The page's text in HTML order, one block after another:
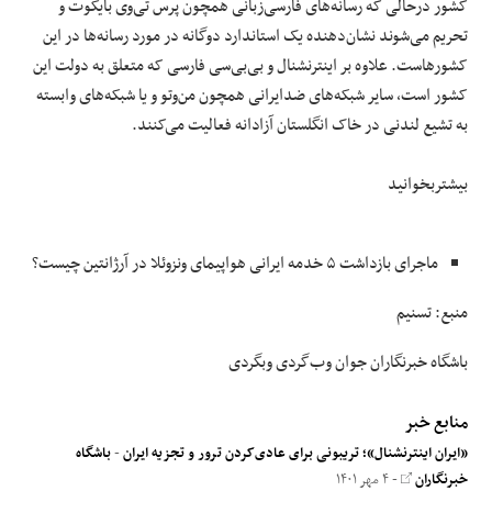
کشور درحالی که رسانه‌های فارسی‌زبانی همچون پرس تی‌وی بایکوت و
تحریم می‌شوند نشان‌دهنده یک استاندارد دوگانه در مورد رسانه‌ها در این
کشورهاست. علاوه بر اینترنشنال و بی‌بی‌سی فارسی که متعلق به دولت این
کشور است، سایر شبکه‌های ضدایرانی همچون من‌وتو و یا شبکه‌های وابسته
به تشیع لندنی در خاک انگلستان آزادانه فعالیت می‌کنند.
بیشتربخوانید
ماجرای بازداشت ۵ خدمه‌ ایرانی هواپیمای ونزوئلا در آرژانتین چیست؟
منبع: تسنیم
باشگاه خبرنگاران جوانوب‌گردیوبگردی
منابع خبر
«ایران اینترنشنال»؛ تریبونی برای عادی‌کردن ترور و تجزیه‌ ایران-باشگاه
خبرنگاران - ۴ مهر ۱۴۰۱